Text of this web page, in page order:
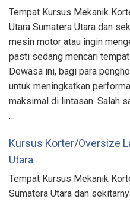
Tempat Kursus Mekanik
Utara Sumatera Utara dan
mesin motor atau ingin
pasti sedang mencari
Dewasa ini, bagi para
untuk meningkatkan
maksimal di lintasan. Salah
…
Kursus Korter/Oversize
Utara
Tempat Kursus Mekanik
Sumatera Utara dan